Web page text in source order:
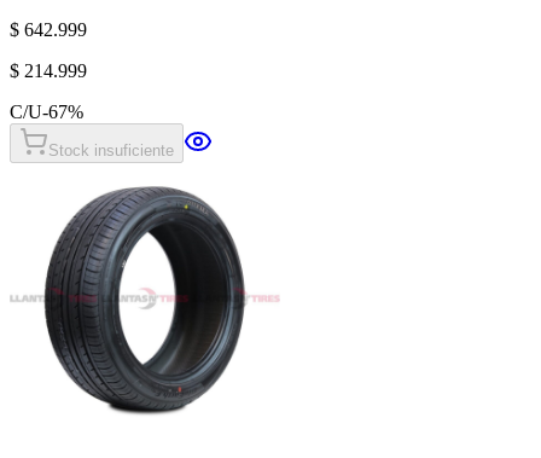
$ 642.999
$ 214.999
C/U-67%
Stock insuficiente